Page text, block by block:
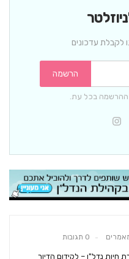
לקבלת עדכונים
הרשמה
בכל עת.
0 תגובות
חיות נדל"ן – לקידום הדיור